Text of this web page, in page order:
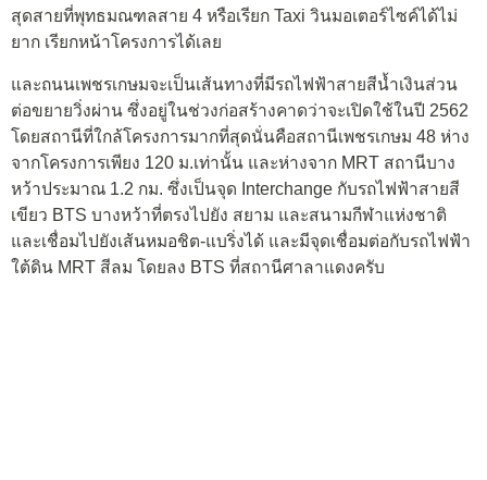
สุดสายที่พุทธมณฑลสาย 4 หรือเรียก Taxi วินมอเตอร์ไซค์ได้ไม่
ยาก เรียกหน้าโครงการได้เลย
และถนนเพชรเกษมจะเป็นเส้นทางที่มีรถไฟฟ้าสายสีน้ำเงินส่วน
ต่อขยายวิ่งผ่าน ซึ่งอยู่ในช่วงก่อสร้างคาดว่าจะเปิดใช้ในปี 2562
โดยสถานีที่ใกล้โครงการมากที่สุดนั่นคือสถานีเพชรเกษม 48 ห่าง
จากโครงการเพียง 120 ม.เท่านั้น และห่างจาก MRT สถานีบาง
หว้าประมาณ 1.2 กม. ซึ่งเป็นจุด Interchange กับรถไฟฟ้าสายสี
เขียว BTS บางหว้าที่ตรงไปยัง สยาม และสนามกีฬาแห่งชาติ
และเชื่อมไปยังเส้นหมอชิต-แบริ่งได้ และมีจุดเชื่อมต่อกับรถไฟฟ้า
ใต้ดิน MRT สีลม โดยลง BTS ที่สถานีศาลาแดงครับ